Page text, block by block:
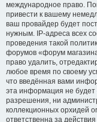
международное право.
привести к вашему
ваш провайдер будет
нужным. IP-адреса всех
проведения такой
форумов «форум
право удалить,
любое время по своему
что введённая вами
эта информация не
разрешения, ни
коллекционных орхидей
ответственна за